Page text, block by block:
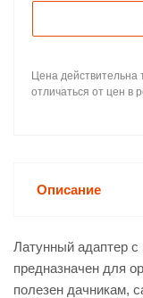
Цена действительна
отличаться от цен в
Описание
Латунный адаптер с
предназначен для
полезен дачникам,